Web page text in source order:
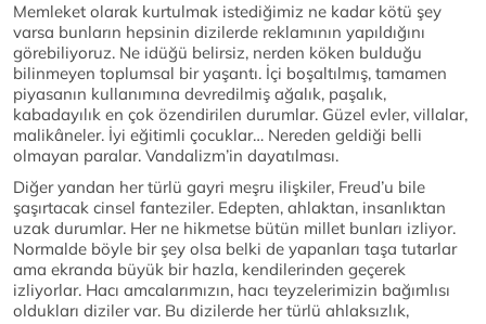
Memleket olarak kurtulmak istediğimiz ne kadar kötü şey
varsa bunların hepsinin dizilerde reklamının yapıldığını
görebiliyoruz. Ne idüğü belirsiz, nerden köken bulduğu
bilinmeyen toplumsal bir yaşantı. İçi boşaltılmış, tamamen
piyasanın kullanımına devredilmiş ağalık, paşalık,
kabadayılık en çok özendirilen durumlar. Güzel evler, villalar,
malikâneler. İyi eğitimli çocuklar… Nereden geldiği belli
olmayan paralar. Vandalizm’in dayatılması.
Diğer yandan her türlü gayri meşru ilişkiler, Freud’u bile
şaşırtacak cinsel fanteziler. Edepten, ahlaktan, insanlıktan
uzak durumlar. Her ne hikmetse bütün millet bunları izliyor.
Normalde böyle bir şey olsa belki de yapanları taşa tutarlar
ama ekranda büyük bir hazla, kendilerinden geçerek
izliyorlar. Hacı amcalarımızın, hacı teyzelerimizin bağımlısı
oldukları diziler var. Bu dizilerde her türlü ahlaksızlık,